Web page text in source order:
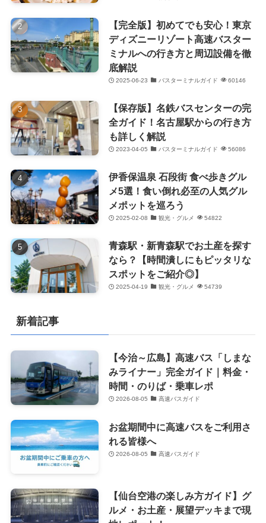
【完全版】初めてでも安心！東京
ディズニーリゾート高速バスター
ミナルへの行き方と周辺設備を徹
底解説
2025-06-23 バスターミナルガイド 60146
【保存版】名鉄バスセンターの完
全ガイド！名古屋駅からの行き方
も詳しく解説
2023-04-05 バスターミナルガイド 56086
伊香保温泉 石段街 食べ歩きグル
メ5選！食い倒れ必至の人気グル
メポットを巡ろう
2025-02-08 観光・グルメ 54822
青森駅・新青森駅でお土産を探す
なら？【時間潰しにもピッタリな
スポットをご紹介◎】
2025-04-19 観光・グルメ 54739
新着記事
【今治～広島】高速バス「しまな
みライナー」完全ガイド｜料金・
時間・のりば・乗車レポ
2026-08-05 高速バスガイド
お盆期間中に高速バスをご利用さ
れる皆様へ
2026-08-05 高速バスガイド
【仙台空港の楽しみ方ガイド】グ
ルメ・お土産・展望デッキまで現